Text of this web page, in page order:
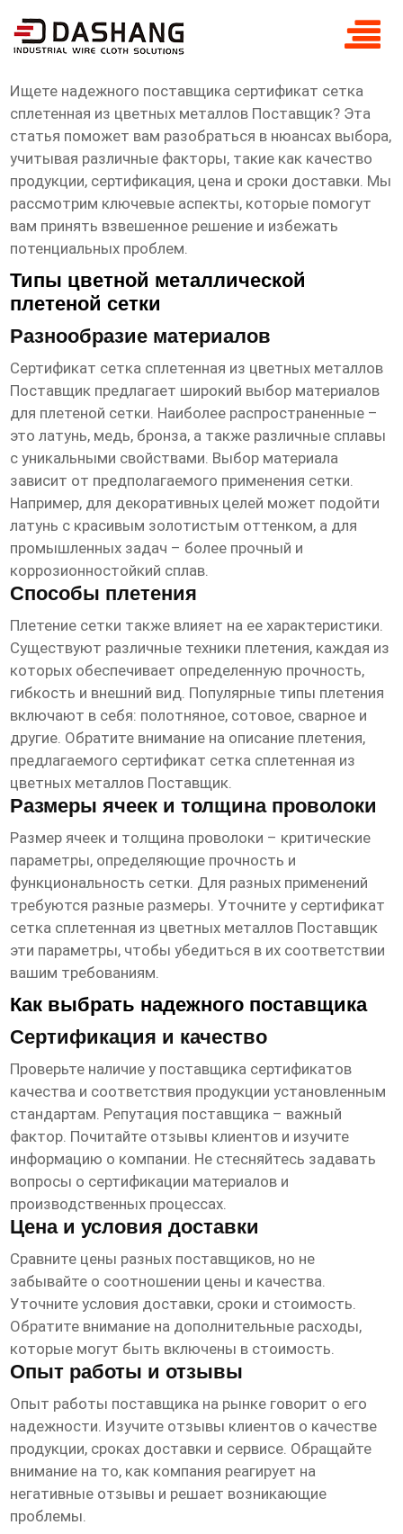
сертификат сетка сплетенная из
цветных металлов Поставщик
Ищете надежного поставщика сертификат сетка
сплетенная из цветных металлов Поставщик? Эта
статья поможет вам разобраться в нюансах выбора,
учитывая различные факторы, такие как качество
продукции, сертификация, цена и сроки доставки. Мы
рассмотрим ключевые аспекты, которые помогут
вам принять взвешенное решение и избежать
потенциальных проблем.
Типы цветной металлической
плетеной сетки
Разнообразие материалов
Сертификат сетка сплетенная из цветных металлов
Поставщик предлагает широкий выбор материалов
для плетеной сетки. Наиболее распространенные –
это латунь, медь, бронза, а также различные сплавы
с уникальными свойствами. Выбор материала
зависит от предполагаемого применения сетки.
Например, для декоративных целей может подойти
латунь с красивым золотистым оттенком, а для
промышленных задач – более прочный и
коррозионностойкий сплав.
Способы плетения
Плетение сетки также влияет на ее характеристики.
Существуют различные техники плетения, каждая из
которых обеспечивает определенную прочность,
гибкость и внешний вид. Популярные типы плетения
включают в себя: полотняное, сотовое, сварное и
другие. Обратите внимание на описание плетения,
предлагаемого сертификат сетка сплетенная из
цветных металлов Поставщик.
Размеры ячеек и толщина проволоки
Размер ячеек и толщина проволоки – критические
параметры, определяющие прочность и
функциональность сетки. Для разных применений
требуются разные размеры. Уточните у сертификат
сетка сплетенная из цветных металлов Поставщик
эти параметры, чтобы убедиться в их соответствии
вашим требованиям.
Как выбрать надежного поставщика
Сертификация и качество
Проверьте наличие у поставщика сертификатов
качества и соответствия продукции установленным
стандартам. Репутация поставщика – важный
фактор. Почитайте отзывы клиентов и изучите
информацию о компании. Не стесняйтесь задавать
вопросы о сертификации материалов и
производственных процессах.
Цена и условия доставки
Сравните цены разных поставщиков, но не
забывайте о соотношении цены и качества.
Уточните условия доставки, сроки и стоимость.
Обратите внимание на дополнительные расходы,
которые могут быть включены в стоимость.
Опыт работы и отзывы
Опыт работы поставщика на рынке говорит о его
надежности. Изучите отзывы клиентов о качестве
продукции, сроках доставки и сервисе. Обращайте
внимание на то, как компания реагирует на
негативные отзывы и решает возникающие
проблемы.